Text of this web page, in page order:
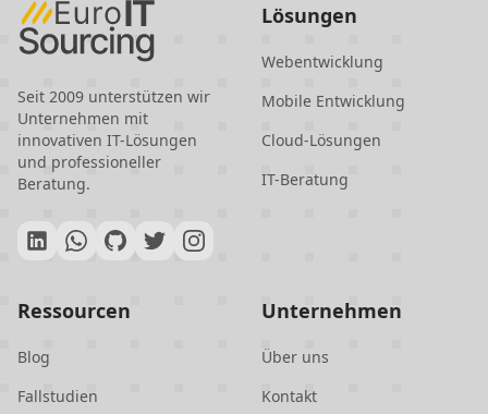
Seit 2009 unterstützen wir
Unternehmen mit
innovativen IT-Lösungen
und professioneller
Beratung.
Lösungen
Webentwicklung
Mobile Entwicklung
Cloud-Lösungen
IT-Beratung
Ressourcen
Blog
Fallstudien
Unternehmen
Über uns
Kontakt